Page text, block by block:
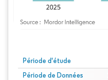
Période d'étude
Période de Données